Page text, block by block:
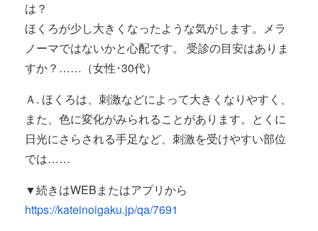
は？
ほくろが少し大きくなったような気がします。メラ
ノーマではないかと心配です。 受診の目安はありま
すか？……（女性･30代）
Ａ. ほくろは、刺激などによって大きくなりやすく、
また、色に変化がみられることがあります。とくに
日光にさらされる手足など、刺激を受けやすい部位
では……
▼続きはWEBまたはアプリから
https://kateinoigaku.jp/qa/7691